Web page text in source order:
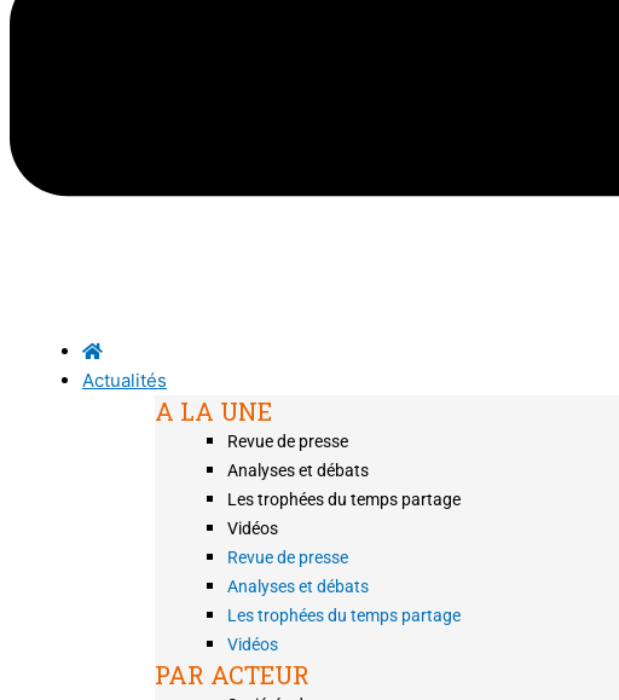
Actualités
A LA UNE
Revue de presse
Analyses et débats
Les trophées du temps partage
Vidéos
Revue de presse
Analyses et débats
Les trophées du temps partage
Vidéos
PAR ACTEUR